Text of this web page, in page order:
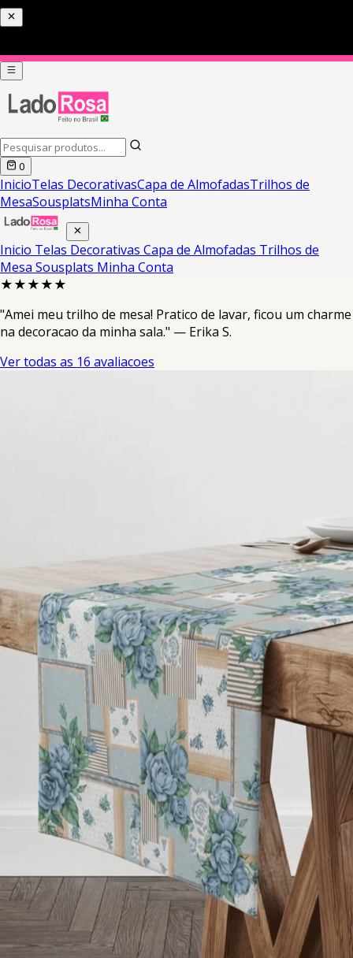
0
InicioTelas DecorativasCapa de AlmofadasTrilhos de
MesaSousplatsMinha Conta
Inicio Telas Decorativas Capa de Almofadas Trilhos de
Mesa Sousplats Minha Conta
★★★★★
"Amei meu trilho de mesa! Pratico de lavar, ficou um charme
na decoracao da minha sala." — Erika S.
Ver todas as 16 avaliacoes